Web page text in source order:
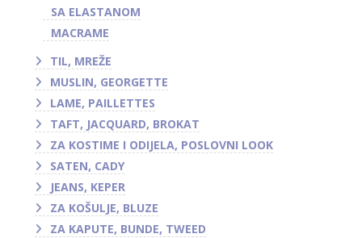
SA ELASTANOM
MACRAME
TIL, MREŽE
MUSLIN, GEORGETTE
LAME, PAILLETTES
TAFT, JACQUARD, BROKAT
ZA KOSTIME I ODIJELA, POSLOVNI LOOK
SATEN, CADY
JEANS, KEPER
ZA KOŠULJE, BLUZE
ZA KAPUTE, BUNDE, TWEED